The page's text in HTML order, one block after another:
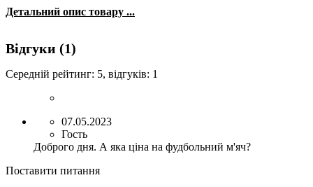
Детальний опис товару ...
Відгуки (1)
Середній рейтинг: 5, відгуків: 1
07.05.2023
Гость
Доброго дня. А яка ціна на фудбольний м'яч?
Поставити питання